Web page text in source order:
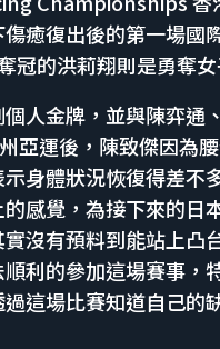
癒復出後的第一場國
冠的洪莉翔則是勇奪
人金牌，並與陳弈通
亞運後，陳致傑因為
身體狀況恢復得差不
感覺，為接下來的日
沒有預料到能站上凸
利的參加這場賽事
這場比賽知道自己的